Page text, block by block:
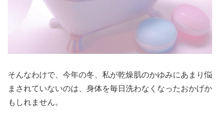
そんなわけで、今年の冬、私が乾燥肌のかゆみにあまり悩
まされていないのは、身体を毎日洗わなくなったおかげか
もしれません。